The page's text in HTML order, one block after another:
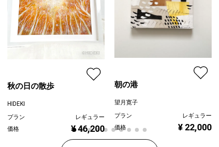
秋の日の散歩
HIDEKI
プラン
レギュラー
価格
¥ 46,200
朝の港
望月寛子
プラン
レギュラー
価格
¥ 22,000